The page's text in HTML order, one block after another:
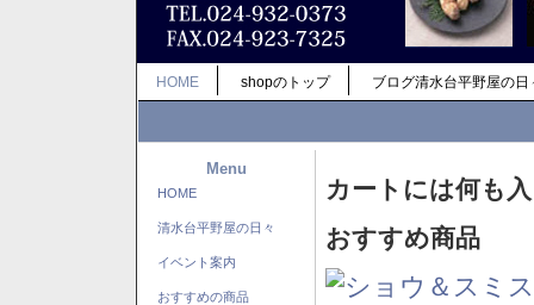
HOME shopのトップ ブログ清水台平野屋の日
Menu
HOME
清水台平野屋の日々
イベント案内
おすすめの商品
カートには何も
おすすめ商品